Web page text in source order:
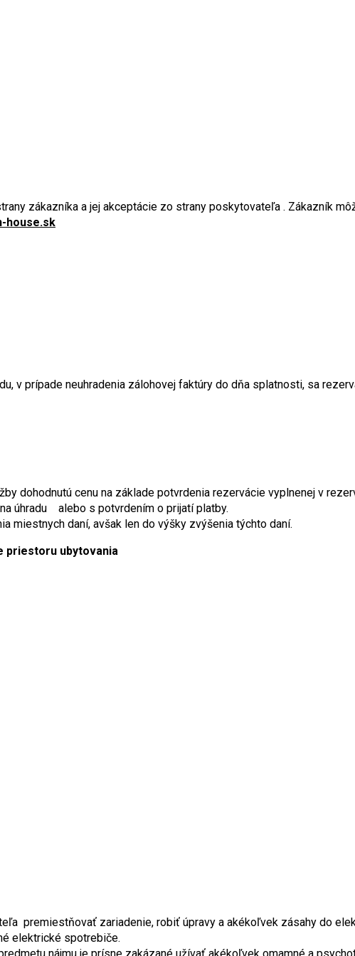
zákazníka a jej akceptácie zo strany poskytovateľa . Zákazník
house.sk
v prípade neuhradenia zálohovej faktúry do dňa splatnosti, sa
dohodnutú cenu na základe potvrdenia rezervácie vyplnenej v
úhradu alebo s potvrdením o prijatí platby.
miestnych daní, avšak len do výšky zvýšenia týchto daní.
priestoru ubytovania
premiestňovať zariadenie, robiť úpravy a akékoľvek zásahy do
elektrické spotrebiče.